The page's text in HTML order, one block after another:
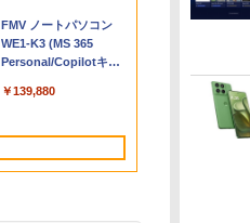
FMV ノートパソコン
WE1-K3 (MS 365
Personal/Copilotキー
型/Core i5/16GB/SSD
FMVWK3E15W_AZ
￥139,880